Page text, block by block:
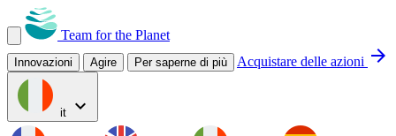
Team for the Planet
Innovazioni Agire Per saperne di più Acquistare delle azioni arrow_forward
it expand_more